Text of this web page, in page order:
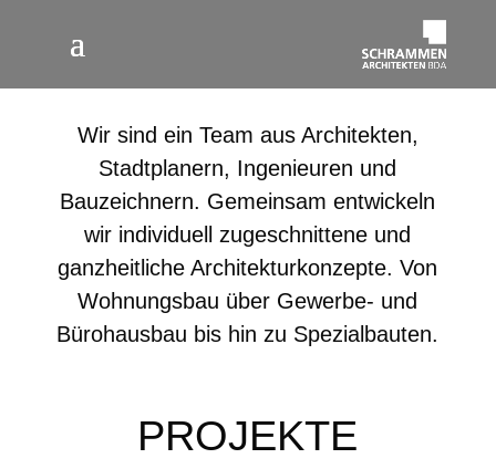
Wir sind ein Team aus Architekten,
Stadtplanern, Ingenieuren und
Bauzeichnern. Gemeinsam entwickeln
wir individuell zugeschnittene und
ganzheitliche Architekturkonzepte. Von
Wohnungsbau über Gewerbe- und
Bürohausbau bis hin zu Spezialbauten.
PROJEKTE